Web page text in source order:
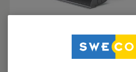
Suured rataslaadurid